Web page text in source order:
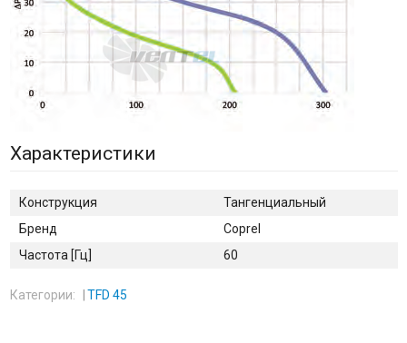
Характеристики
Конструкция
Тангенциальный
Бренд
Coprel
Частота [Гц]
60
Категории: TFD 45